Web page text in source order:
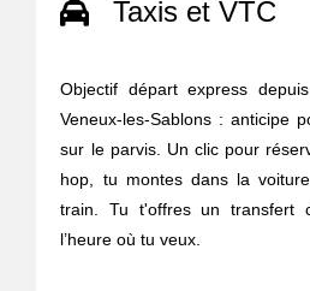
Taxis et VTC
Objectif départ express
Veneux-les-Sablons : anticipe
sur le parvis. Un clic pour
hop, tu montes dans la
train. Tu t'offres un transfert
l’heure où tu veux.